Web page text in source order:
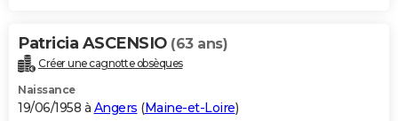
Patricia ASCENSIO (63 ans)
Créer une cagnotte obsèques
Naissance
19/06/1958 à Angers (Maine-et-Loire)